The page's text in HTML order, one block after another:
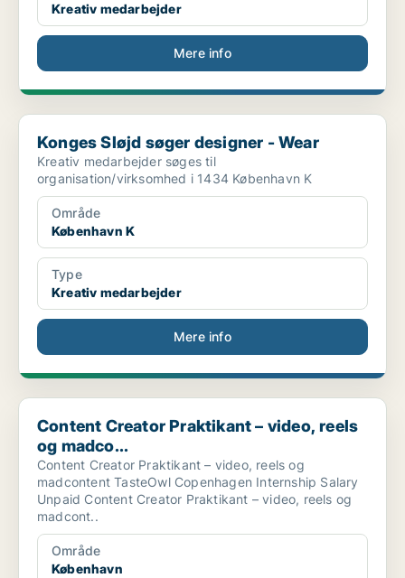
Kreativ medarbejder
Mere info
Konges Sløjd søger designer - Wear
Konges Sløjd søger designer - Wear
Kreativ medarbejder søges til
organisation/virksomhed i 1434 København K
Område
København K
Type
Kreativ medarbejder
Mere info
Content Creator Praktikant – video, reels og madco...
Content Creator Praktikant – video, reels
og madco...
Content Creator Praktikant – video, reels og
madcontent TasteOwl Copenhagen Internship Salary
Unpaid Content Creator Praktikant – video, reels og
madcont..
Område
København